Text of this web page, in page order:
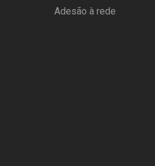
Adesão à rede